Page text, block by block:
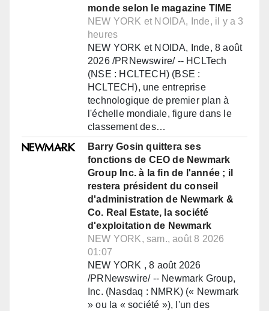
monde selon le magazine TIME
NEW YORK et NOIDA, Inde, il y a 3
heures
NEW YORK et NOIDA, Inde, 8 août
2026 /PRNewswire/ -- HCLTech
(NSE : HCLTECH) (BSE :
HCLTECH), une entreprise
technologique de premier plan à
l'échelle mondiale, figure dans le
classement des…
Barry Gosin quittera ses
fonctions de CEO de Newmark
Group Inc. à la fin de l'année ; il
restera président du conseil
d'administration de Newmark &
Co. Real Estate, la société
d'exploitation de Newmark
NEW YORK, sam., août 8 2026
01:07
NEW YORK , 8 août 2026
/PRNewswire/ -- Newmark Group,
Inc. (Nasdaq : NMRK) (« Newmark
» ou la « société »), l'un des